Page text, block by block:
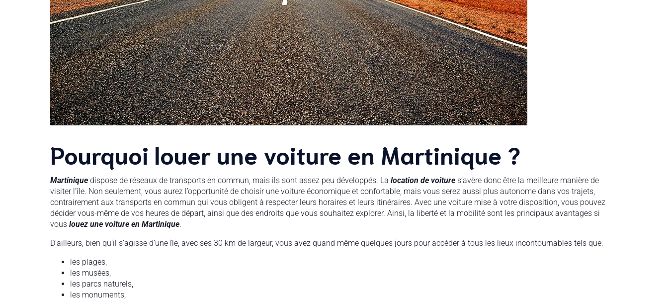
Pourquoi louer une voiture en Martinique ?
Martinique dispose de réseaux de transports en commun, mais ils sont assez peu développés. La location de voiture s’avère donc être la meilleure manière de
visiter l’île. Non seulement, vous aurez l’opportunité de choisir une voiture économique et confortable, mais vous serez aussi plus autonome dans vos trajets,
contrairement aux transports en commun qui vous obligent à respecter leurs horaires et leurs itinéraires. Avec une voiture mise à votre disposition, vous pouvez
décider vous-même de vos heures de départ, ainsi que des endroits que vous souhaitez explorer. Ainsi, la liberté et la mobilité sont les principaux avantages si
vous louez une voiture en Martinique.
D’ailleurs, bien qu’il s’agisse d’une île, avec ses 30 km de largeur, vous avez quand même quelques jours pour accéder à tous les lieux incontournables tels que:
les plages,
les musées,
les parcs naturels,
les monuments,